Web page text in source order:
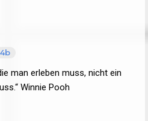
man erleben muss, nicht ein
Winnie Pooh